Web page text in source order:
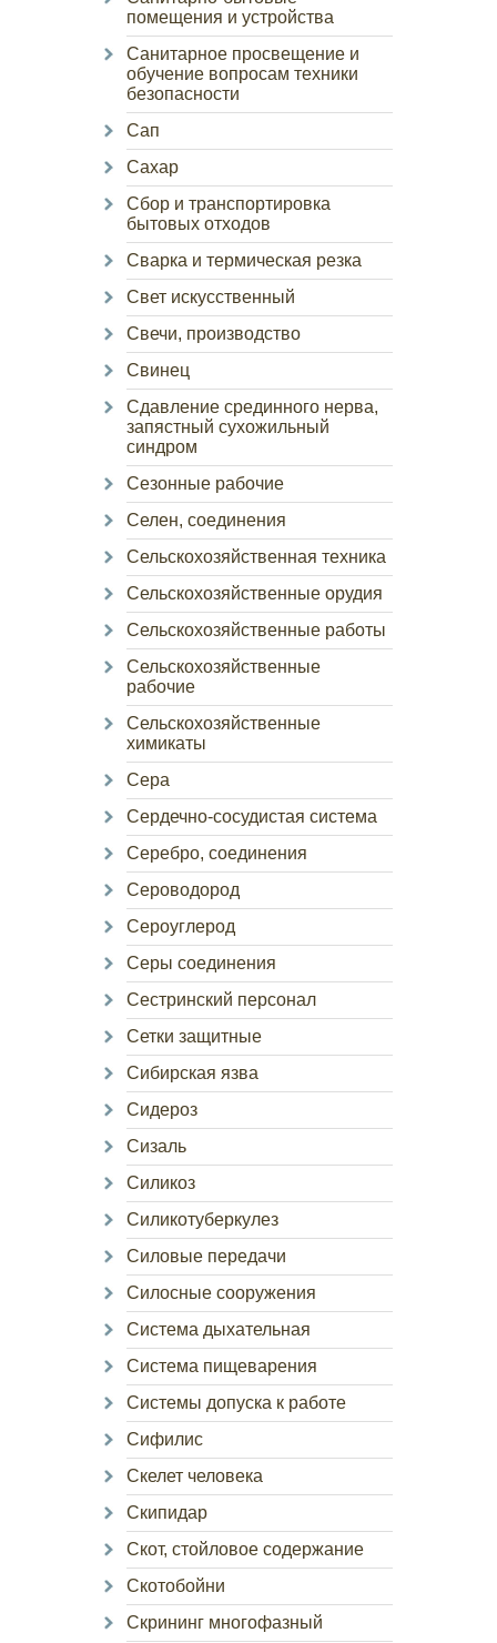
помещения и устройства
Санитарное просвещение и
обучение вопросам техники
безопасности
Сап
Сахар
Сбор и транспортировка
бытовых отходов
Сварка и термическая резка
Свет искусственный
Свечи, производство
Свинец
Сдавление срединного нерва,
запястный сухожильный
синдром
Сезонные рабочие
Селен, соединения
Сельскохозяйственная техника
Сельскохозяйственные орудия
Сельскохозяйственные работы
Сельскохозяйственные
рабочие
Сельскохозяйственные
химикаты
Сера
Сердечно-сосудистая система
Серебро, соединения
Сероводород
Сероуглерод
Серы соединения
Сестринский персонал
Сетки защитные
Сибирская язва
Сидероз
Сизаль
Силикоз
Силикотуберкулез
Силовые передачи
Силосные сооружения
Система дыхательная
Система пищеварения
Системы допуска к работе
Сифилис
Скелет человека
Скипидар
Скот, стойловое содержание
Скотобойни
Скрининг многофазный